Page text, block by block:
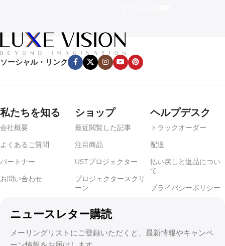
ソーシャル・リンク
私たちを知る
会社概要
よくあるご質問
パートナー
お問い合わせ
ショップ
最近閲覧した記事
注目商品
USTプロジェクター
プロジェクタースクリ
ーン
ヘルプデスク
トラックオーダー
配送
払い戻しと返品につい
て
プライバシーポリシー
ニュースレター購読
メーリングリストにご登録いただくと、最新情報やキャンペ